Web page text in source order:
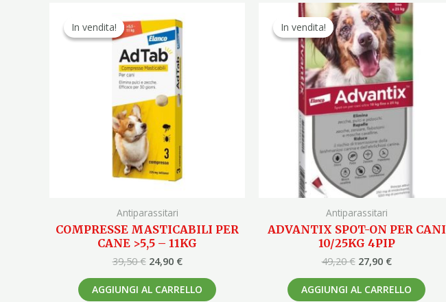
In vendita!
In vendita!
Antiparassitari
COMPRESSE MASTICABILI PER
CANE >5,5 – 11KG
39,50€
prezzo
originale
era:
39,50 €.
24,90 €
prezzo
attuale
24,90 €.
AGGIUNGI AL CARRELLO
In vendita!
In vendita!
Antiparassitari
ADVANTIX SPOT-ON PER CANI
10/25KG 4PIP
49,20€
Il
prezzo
originale
era:
49,20 €.
27,90 €
Il
prezzo
attuale
è:
27,90 €.
AGGIUNGI AL CARRELLO